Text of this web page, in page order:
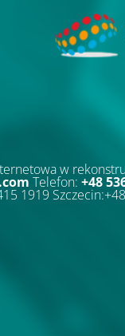
w
Telefon: +48
1919